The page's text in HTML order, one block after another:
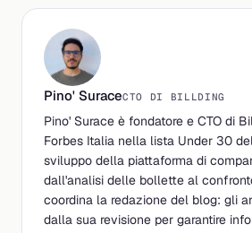
Pino' SuraceCTO DI BILLDING
Pino' Surace è fondatore e CTO di
Forbes Italia nella lista Under 30
sviluppo della piattaforma di
dall'analisi delle bollette al
coordina la redazione del blog: gli
dalla sua revisione per garantire